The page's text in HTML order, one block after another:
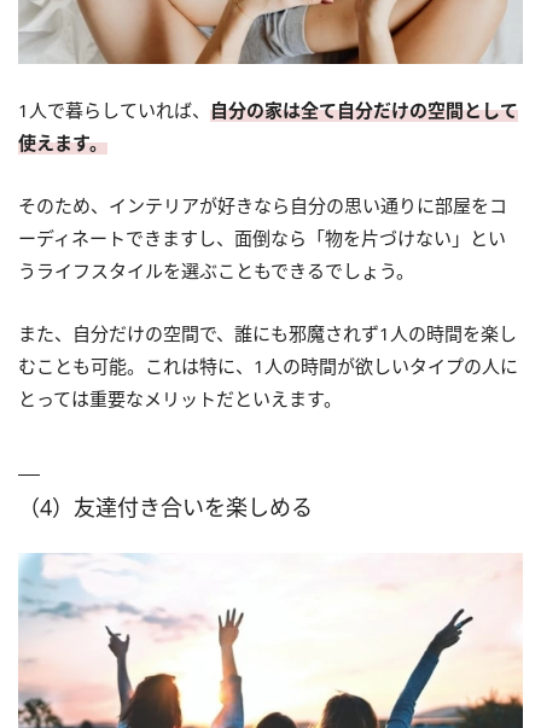
1人で暮らしていれば、 自分の家は全て自分だけの空間として
使えます。
そのため、インテリアが好きなら自分の思い通りに部屋をコ
ーディネートできますし、面倒なら「物を片づけない」とい
うライフスタイルを選ぶこともできるでしょう。
また、自分だけの空間で、誰にも邪魔されず1人の時間を楽し
むことも可能。これは特に、1人の時間が欲しいタイプの人に
とっては重要なメリットだといえます。
（4）友達付き合いを楽しめる